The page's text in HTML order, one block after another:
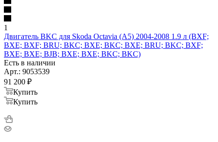
1
Двигатель BKC для Skoda Octavia (A5) 2004-2008 1.9 л (BXF;
BXE; BXF; BRU; BKC; BXE; BKC; BXE; BRU; BKC; BXF;
BXE; BXE; BJB; BXE; BXE; BKC; BKC)
Есть в наличии
Арт.: 9053539
91 200 ₽
Купить
Купить